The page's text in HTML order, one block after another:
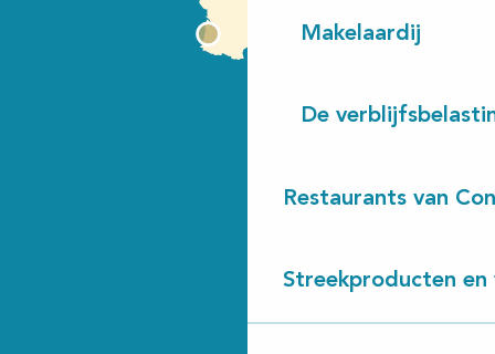
Makelaardij
De
Restaurants van
Streekproducten en